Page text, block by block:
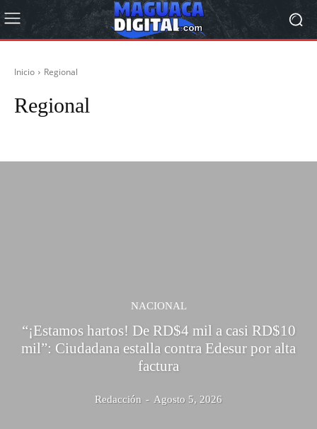
Inicio Regional
Regional
NACIONAL
“¡Estamos hartos! De RD$4 mil a casi RD$10
mil”: Ciudadana estalla contra Edesur por alta
factura
Redacción - Agosto 5, 2026